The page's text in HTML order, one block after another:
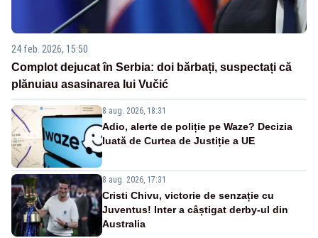
24 feb. 2026, 15:50
Complot dejucat în Serbia: doi bărbați, suspectați că
plănuiau asasinarea lui Vučić
8 aug. 2026, 18:31
Adio, alerte de poliție pe Waze? Decizia
luată de Curtea de Justiție a UE
8 aug. 2026, 17:31
Cristi Chivu, victorie de senzație cu
Juventus! Inter a câștigat derby-ul din
Australia